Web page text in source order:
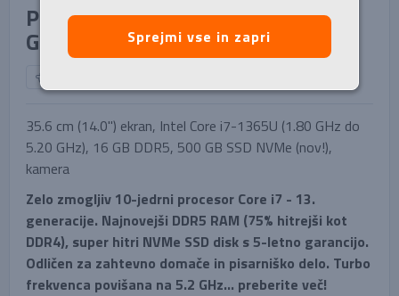
Prenosnik, LENOVO ThinkPad T14
G4
35.6 cm (14.0'') ekran, Intel Core i7-1365U (1.80 GHz do
5.20 GHz), 16 GB DDR5, 500 GB SSD NVMe (nov!),
kamera
Zelo zmogljiv 10-jedrni procesor Core i7 - 13.
generacije. Najnovejši DDR5 RAM (75% hitrejši kot
DDR4), super hitri NVMe SSD disk s 5-letno garancijo.
Odličen za zahtevno domače in pisarniško delo. Turbo
frekvenca povišana na 5.2 GHz... preberite več!
Sprejmi vse in zapri